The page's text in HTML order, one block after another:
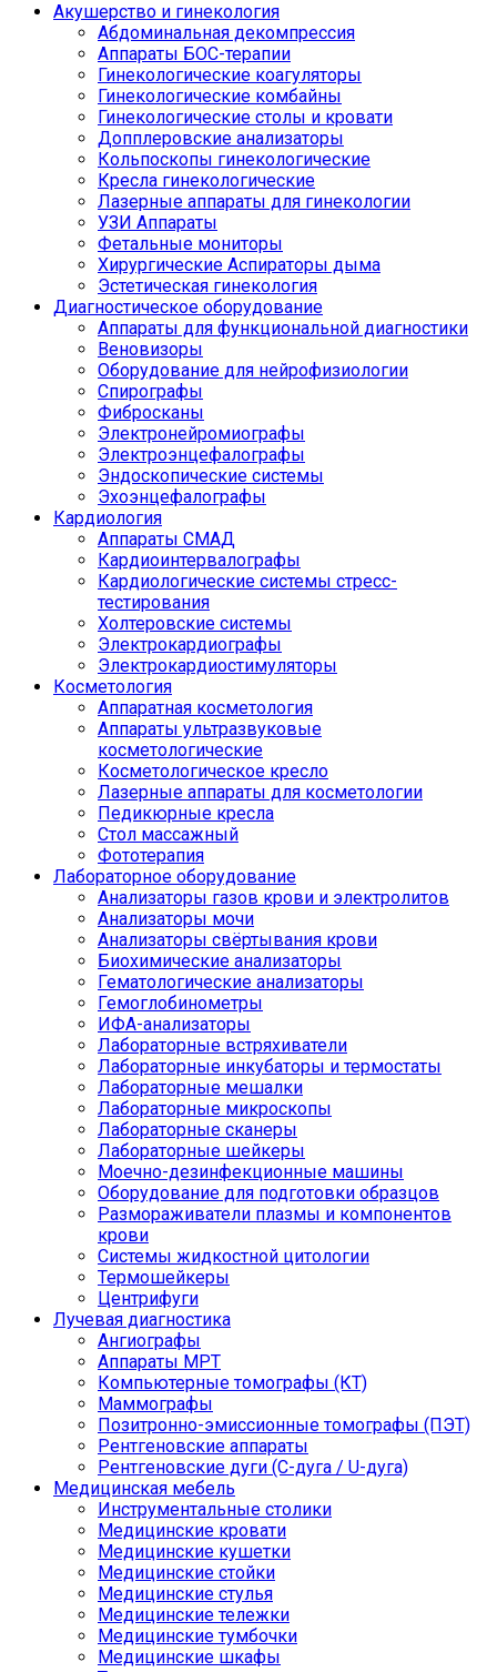
Акушерство и гинекология
Абдоминальная декомпрессия
Аппараты БОС-терапии
Гинекологические коагуляторы
Гинекологические комбайны
Гинекологические столы и кровати
Допплеровские анализаторы
Кольпоскопы гинекологические
Кресла гинекологические
Лазерные аппараты для гинекологии
УЗИ Аппараты
Фетальные мониторы
Хирургические Аспираторы дыма
Эстетическая гинекология
Диагностическое оборудование
Аппараты для функциональной диагностики
Веновизоры
Оборудование для нейрофизиологии
Спирографы
Фибросканы
Электронейромиографы
Электроэнцефалографы
Эндоскопические системы
Эхоэнцефалографы
Кардиология
Аппараты СМАД
Кардиоинтервалографы
Кардиологические системы стресс-
тестирования
Холтеровские системы
Электрокардиографы
Электрокардиостимуляторы
Косметология
Аппаратная косметология
Аппараты ультразвуковые
косметологические
Косметологическое кресло
Лазерные аппараты для косметологии
Педикюрные кресла
Стол массажный
Фототерапия
Лабораторное оборудование
Анализаторы газов крови и электролитов
Анализаторы мочи
Анализаторы свёртывания крови
Биохимические анализаторы
Гематологические анализаторы
Гемоглобинометры
ИФА-анализаторы
Лабораторные встряхиватели
Лабораторные инкубаторы и термостаты
Лабораторные мешалки
Лабораторные микроскопы
Лабораторные сканеры
Лабораторные шейкеры
Моечно-дезинфекционные машины
Оборудование для подготовки образцов
Размораживатели плазмы и компонентов
крови
Системы жидкостной цитологии
Термошейкеры
Центрифуги
Лучевая диагностика
Ангиографы
Аппараты МРТ
Компьютерные томографы (КТ)
Маммографы
Позитронно-эмиссионные томографы (ПЭТ)
Рентгеновские аппараты
Рентгеновские дуги (С-дуга / U-дуга)
Медицинская мебель
Инструментальные столики
Медицинские кровати
Медицинские кушетки
Медицинские стойки
Медицинские стулья
Медицинские тележки
Медицинские тумбочки
Медицинские шкафы